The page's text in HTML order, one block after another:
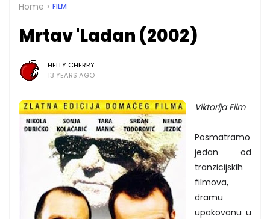
Home FILM
Mrtav 'Ladan (2002)
HELLY CHERRY
13 YEARS AGO
Viktorija Film
Posmatramo
jedan od
tranzicijskih
filmova,
dramu
upakovanu u